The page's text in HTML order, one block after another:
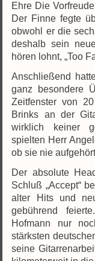
Ehre Die
Der Finne fegte
obwohl er die
deshalb sein
hören lohnt, „Too
Anschließend
ganz besondere
Zeitfenster von
Brinks an der
wirklich keiner
spielten Herr
ob sie nie
Der absolute
Schluß „Accept“
alter Hits und
gebührend
Hofmann nur
stärksten
seine